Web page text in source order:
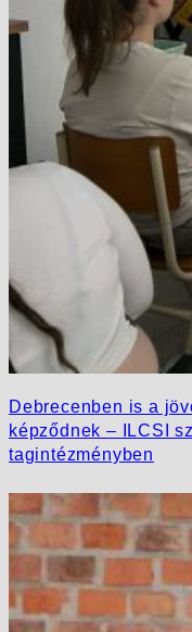
Debrecenben is a
képződnek – ILCSI
tagintézményben